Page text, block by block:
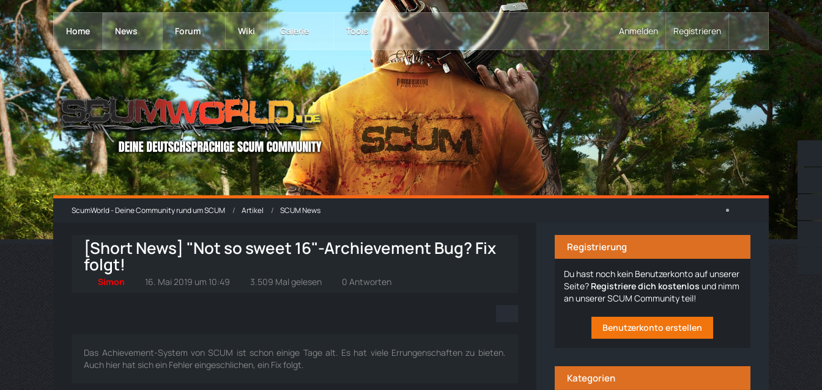
Home News Forum Wiki Galerie Tools Anmelden Registrieren
ScumWorld - Deine Community rund um SCUM Artikel SCUM News
[Short News] "Not so sweet 16"-Archievement Bug? Fix
folgt!
Simon 16. Mai 2019 um 10:49 3.509 Mal gelesen 0 Antworten
Das Achievement-System von SCUM ist schon einige Tage alt. Es hat viele Errungenschaften zu bieten.
Auch hier hat sich ein Fehler eingeschlichen, ein Fix folgt.
Registrierung
Du hast noch kein Benutzerkonto auf unserer
Seite? Registriere dich kostenlos und nimm
an unserer SCUM Community teil!
Benutzerkonto erstellen
Kategorien